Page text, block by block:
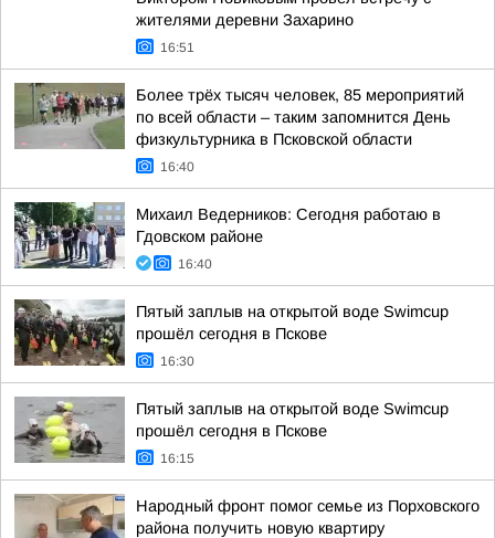
жителями деревни Захарино
16:51
Более трёх тысяч человек, 85 мероприятий
по всей области – таким запомнится День
физкультурника в Псковской области
16:40
Михаил Ведерников: Сегодня работаю в
Гдовском районе
16:40
Пятый заплыв на открытой воде Swimcup
прошёл сегодня в Пскове
16:30
Пятый заплыв на открытой воде Swimcup
прошёл сегодня в Пскове
16:15
Народный фронт помог семье из Порховского
района получить новую квартиру